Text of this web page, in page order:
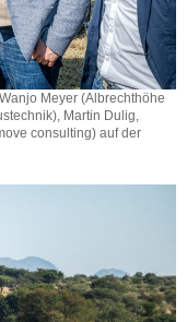
Meyer (Albrechthöhe
Martin Dulig,
consulting) auf der